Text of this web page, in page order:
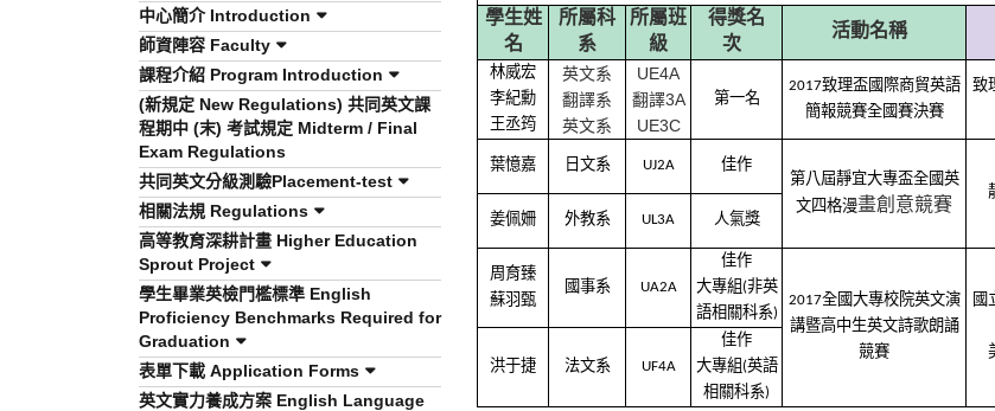
中心簡介 Introduction
師資陣容 Faculty
課程介紹 Program Introduction
(新規定 New Regulations) 共同英文課
程期中 (末) 考試規定 Midterm / Final
Exam Regulations
共同英文分級測驗Placement-test
相關法規 Regulations
高等教育深耕計畫 Higher Education
Sprout Project
學生畢業英檢門檻標準 English
Proficiency Benchmarks Required for
Graduation
表單下載 Application Forms
英文實力養成方案 English Language
學生姓
名
所屬科
系
所屬班
級
得獎名
次
活動名稱
林威宏
李紀勳
王丞筠
英文系
翻譯系
英文系
UE4A
翻譯3A
UE3C
第一名
2017致理盃國際商貿英語
簡報競賽全國賽決賽
致
葉憶嘉 日文系 UJ2A
佳作
第八屆靜宜大專盃全國英
文四格漫畫創意競賽
姜佩姍 外教系 UL3A 人氣獎
周育臻
蘇羽甄
國事系 UA2A
佳作
大專組 (非英
語相關科系)
2017全國大專校院英文演
講暨高中生英文詩歌朗誦
競賽
國
洪于捷 法文系 UF4A
佳作
大專組 (英語
相關科系)